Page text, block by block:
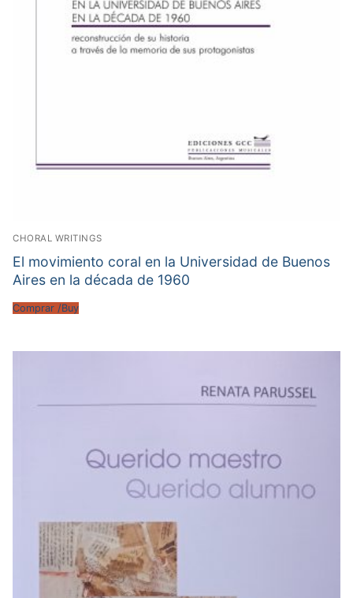
CHORAL WRITINGS
El movimiento coral en la Universidad de Buenos
Aires en la década de 1960
Comprar /Buy